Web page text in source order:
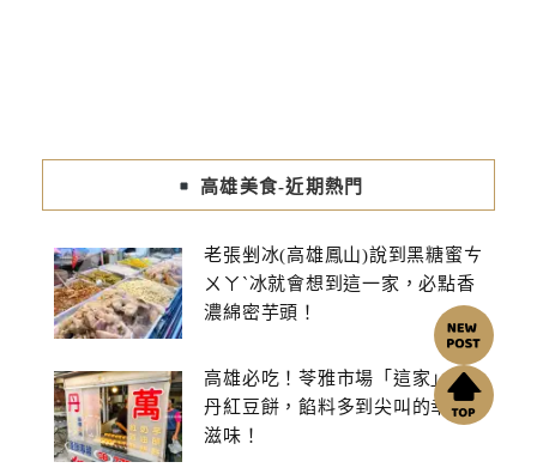
高雄美食-近期熱門
老張剉冰(高雄鳳山)說到黑糖蜜ㄘ
ㄨㄚˋ冰就會想到這一家，必點香
濃綿密芋頭！
高雄必吃！苓雅市場「這家」萬
丹紅豆餅，餡料多到尖叫的幸福
滋味！